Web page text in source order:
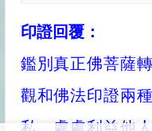
印證回覆：
鑑別真正佛菩薩
觀和佛法印證兩
私，處處利益他